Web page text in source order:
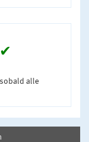
✔
alle